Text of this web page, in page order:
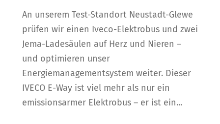
An unserem Test-Standort Neustadt-Glewe
prüfen wir einen Iveco-Elektrobus und zwei
Jema-Ladesäulen auf Herz und Nieren –
und optimieren unser
Energiemanagementsystem weiter. Dieser
IVECO E-Way ist viel mehr als nur ein
emissionsarmer Elektrobus – er ist ein...